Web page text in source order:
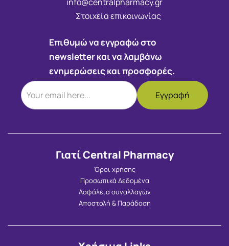
Στοιχεία επικοινωνίας
Επιθυμώ να εγγραφώ στο
newsletter και να λαμβάνω
ενημερώσεις και προσφορές.
Γιατί Central Pharmacy
Όροι χρήσης
Προσωπικά Δεδομένα
Ασφάλεια συναλλαγών
Αποστολή & Παράδοση